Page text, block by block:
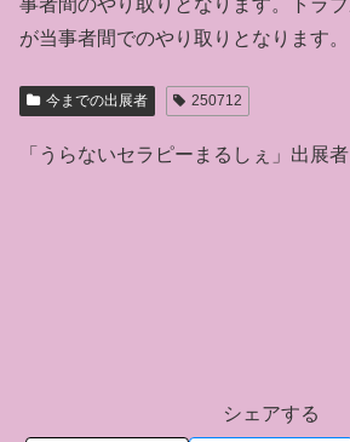
事者間のやり取りとなります。トラ
が当事者間でのやり取りとなります。
今までの出展者 250712
「うらないセラピーまるしぇ」出展
(初)kayo/心の迷路を抜けるラ
イフキャリアセラピスト
(初)
シェアする